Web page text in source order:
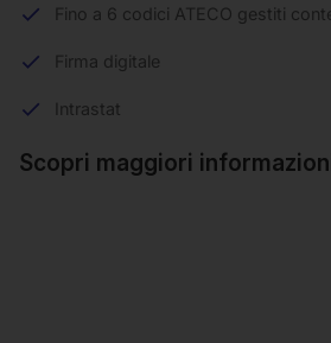
Fino a 6 codici ATECO gestiti
Firma digitale
Intrastat
Scopri maggiori